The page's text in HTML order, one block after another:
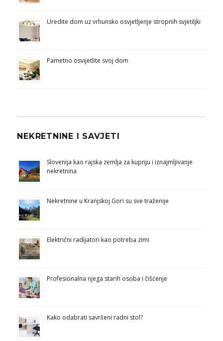
Uredite dom uz vrhunsko osvjetljenje stropnih svjetiljki
Pametno osvijetlite svoj dom
NEKRETNINE I SAVJETI
Slovenija kao rajska zemlja za kupnju i iznajmljivanje
nekretnina
Nekretnine u Kranjskoj Gori su sve traženije
Električni radijatori kao potreba zimi
Profesionalna njega starih osoba i čišćenje
Kako odabrati savršeni radni stol?